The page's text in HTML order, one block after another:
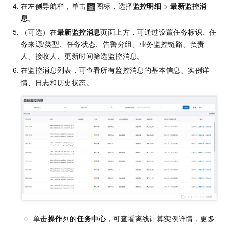
在左侧导航栏，单击
图标，选择监控明细 >最新监控消
息。
（可选）在最新监控消息页面上方，可通过设置任务标识、任
务来源/类型、任务状态、告警分组、业务监控链路、负责
人、接收人、更新时间筛选监控消息。
在监控消息列表，可查看所有监控消息的基本信息、实例详
情、日志和历史状态。
单击操作列的任务中心，可查看离线计算实例详情，更多